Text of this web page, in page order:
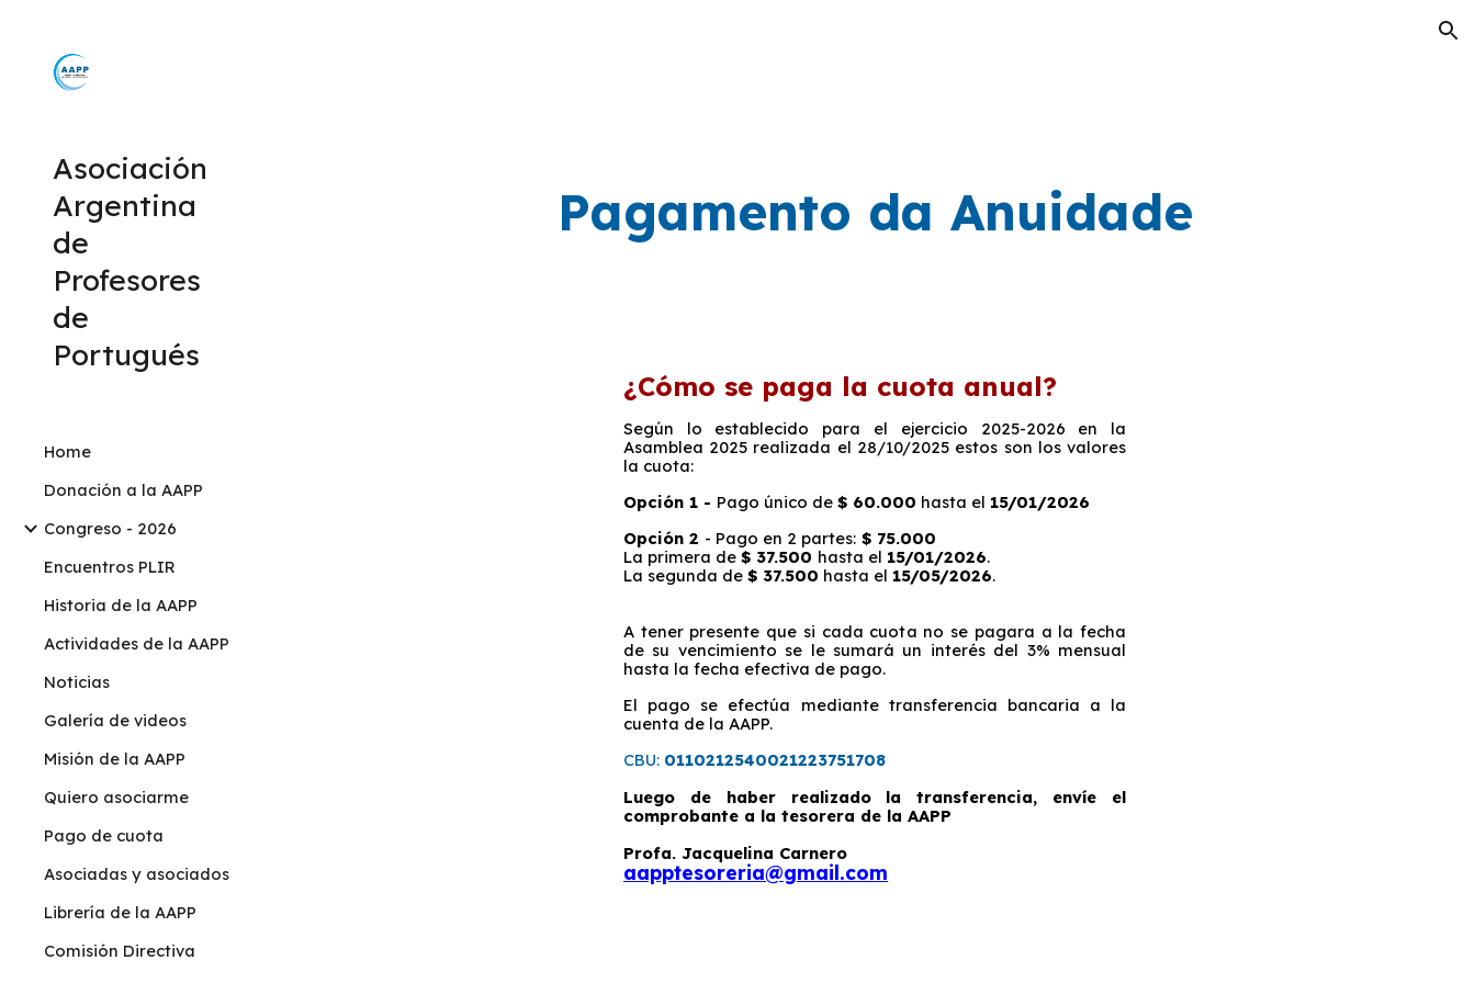
Asociación
Argentina
de
Profesores
de
Portugués
Home
Donación a la AAPP
Congreso - 2026
Encuentros PLIR
Historia de la AAPP
Actividades de la AAPP
Noticias
Galería de videos
Misión de la AAPP
Quiero asociarme
Pago de cuota
Asociadas y asociados
Librería de la AAPP
Comisión Directiva
Pagamento da Anuidade
¿Cómo se paga la cuota anual?
Según lo establecido para el ejercicio 2025-2026 en la
Asamblea 2025 realizada el 28/10/2025 estos son los valores
la cuota:
Opción 1 - Pago único de $ 60.000 hasta el 15/01/2026
Opción 2 - Pago en 2 partes:$ 75.000
La primera de $ 37.500 hasta el 15/01/2026.
La segunda de $ 37.500 hasta el 15/05/2026.
A tener presente que si cada cuota no se pagara a la fecha
de su vencimiento se le sumará un interés del 3% mensual
hasta la fecha efectiva de pago.
El pago se efectúa mediante transferencia bancaria a la
cuenta de la AAPP.
CBU: 0110212540021223751708
Luego de haber realizado la transferencia, envíe el
comprobante a la tesorera de la AAPP
Profa. Jacquelina Carnero
aapptesoreria@gmail.com